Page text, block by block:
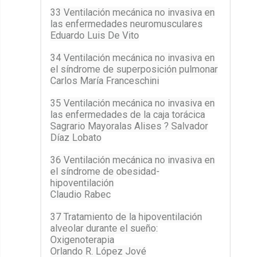
33 Ventilación mecánica no invasiva en
las enfermedades neuromusculares
Eduardo Luis De Vito
34 Ventilación mecánica no invasiva en
el síndrome de superposición pulmonar
Carlos María Franceschini
35 Ventilación mecánica no invasiva en
las enfermedades de la caja torácica
Sagrario Mayoralas Alises ? Salvador
Díaz Lobato
36 Ventilación mecánica no invasiva en
el síndrome de obesidad-
hipoventilación
Claudio Rabec
37 Tratamiento de la hipoventilación
alveolar durante el sueño:
Oxigenoterapia
Orlando R. López Jové